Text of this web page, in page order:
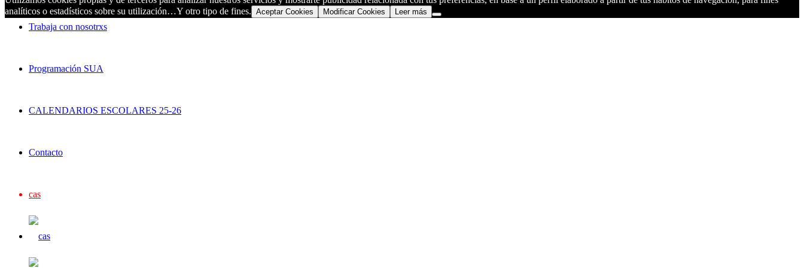
Trabaja con nosotrxs
Programación SUA
CALENDARIOS ESCOLARES 25-26
Contacto
cas
analíticos o estadísticos sobre su utilización…Y otro tipo de fines. Aceptar Cookies Modificar Cookies Leer más